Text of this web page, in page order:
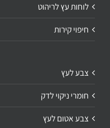
לוחות עץ לריהוט
חיפוי קירות
צבע לעץ
חומרי ניקוי לדק
צבע אטום לעץ